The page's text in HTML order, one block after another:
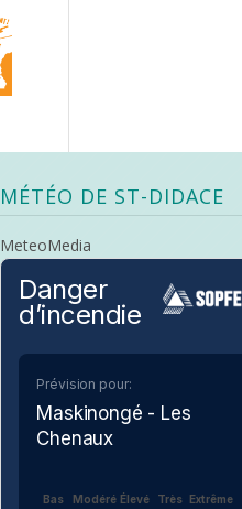
MÉTÉO DE ST-DIDACE
MeteoMedia
Danger
d’incendie
Prévision pour:
Maskinongé - Les
Chenaux
Bas Modéré Élevé Très Extrême